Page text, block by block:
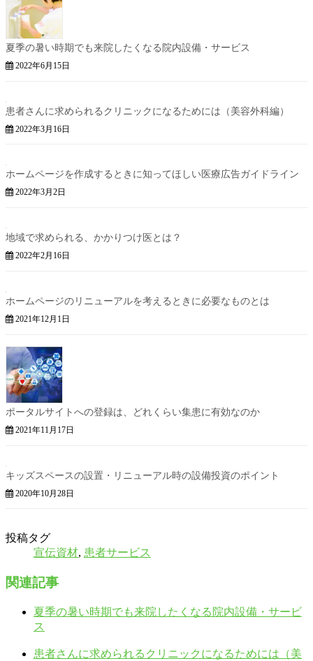
夏季の暑い時期でも来院したくなる院内設備・サービス
2022年6月15日
患者さんに求められるクリニックになるためには（美容外科編）
2022年3月16日
ホームページを作成するときに知ってほしい医療広告ガイドライン
2022年3月2日
地域で求められる、かかりつけ医とは？
2022年2月16日
ホームページのリニューアルを考えるときに必要なものとは
2021年12月1日
ポータルサイトへの登録は、どれくらい集患に有効なのか
2021年11月17日
キッズスペースの設置・リニューアル時の設備投資のポイント
2020年10月28日
投稿タグ
宣伝資材, 患者サービス
関連記事
夏季の暑い時期でも来院したくなる院内設備・サービ
ス
患者さんに求められるクリニックになるためには（美